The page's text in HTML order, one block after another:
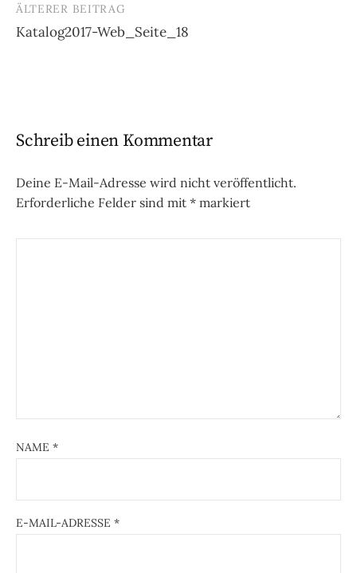
Beitrags-
Navigation
ÄLTERER BEITRAG
Katalog2017-Web_Seite_18
Schreib einen Kommentar
Deine E-Mail-Adresse wird nicht veröffentlicht.
Erforderliche Felder sind mit * markiert
NAME *
E-MAIL-ADRESSE *